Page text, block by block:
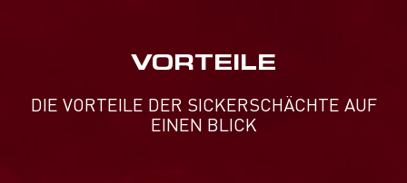
VORTEILE
DIE VORTEILE DER SICKERSCHÄCHTE AUF
EINEN BLICK